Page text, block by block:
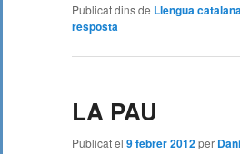
Publicat dins de Llengua
resposta
LA PAU
Publicat el 9 febrer 2012per